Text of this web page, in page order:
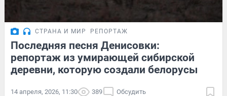
СТРАНА И МИР РЕПОРТАЖ
Последняя песня Денисовки:
репортаж из умирающей сибирской
деревни, которую создали белорусы
14 апреля, 2026, 11:30 389 Обсудить